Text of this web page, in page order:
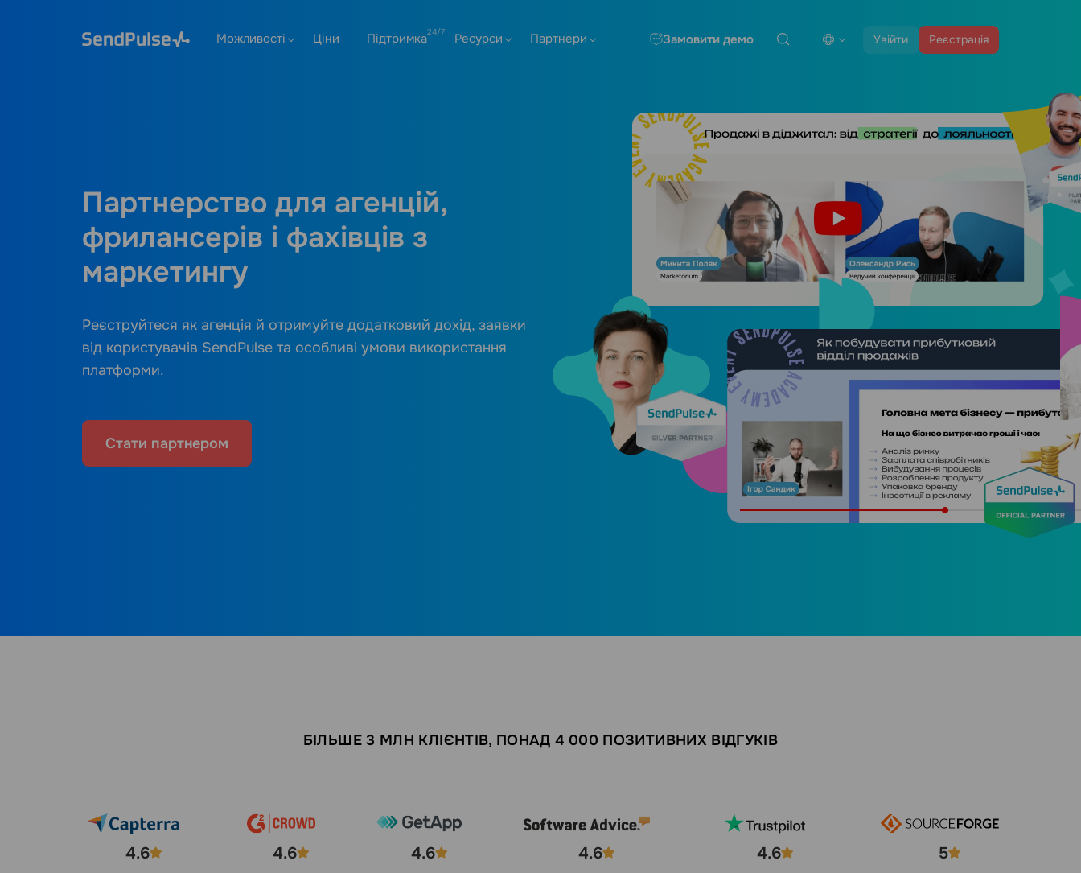
Увійти Реєстрація
Можливості Ціни Підтримка Ресурси Партнери Замовити демо
Партнерство для агенцій,
фрилансерів і фахівців з
маркетингу
Реєструйтеся як агенція й отримуйте додатковий дохід, заявки
від користувачів SendPulse та особливі умови використання
платформи.
Стати партнером
БІЛЬШЕ 3 МЛН КЛІЄНТІВ, ПОНАД 4 000 ПОЗИТИВНИХ ВІДГУКІВ
4.6 4.6 4.6 4.6 4.6 5